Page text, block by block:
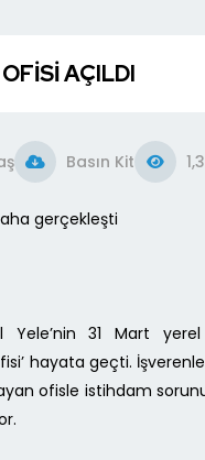
AÇILDI
Basın Kit
gerçekleşti
Yele’nin 31 Mart
hayata geçti.
ofisle istihdam